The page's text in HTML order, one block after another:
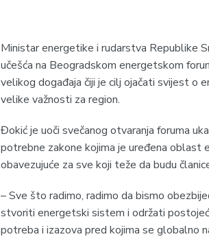
Ministar energetike i rudarstva Republike
učešća na Beogradskom energetskom
velikog događaja čiji je cilj ojačati svijest o
velike važnosti za region.
Đokić je uoči svečanog otvaranja foruma
potrebne zakone kojima je uređena oblast
obavezujuće za sve koji teže da budu
– Sve što radimo, radimo da bismo
stvoriti energetski sistem i održati
potreba i izazova pred kojima se globalno